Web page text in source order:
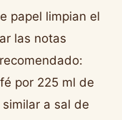
papel limpian el
las notas
por 225 ml de
a sal de